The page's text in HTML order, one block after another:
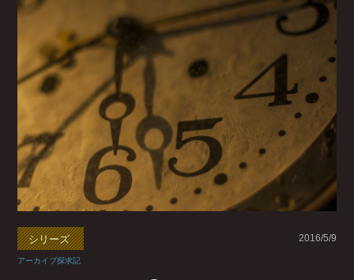
シリーズ 2016/5/9
アーカイブ探求記